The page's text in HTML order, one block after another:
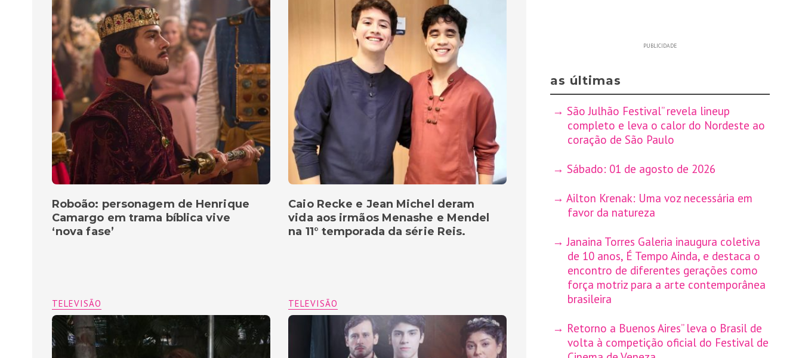
Caio Recke e Jean Michel deram
vida aos irmãos Menashe e Mendel
na 11° temporada da série Reis.
Roboão: personagem de Henrique
Camargo em trama bíblica vive
‘nova fase’
TELEVISÃO
TELEVISÃO
PUBLICIDADE
as últimas
São Julhão Festival” revela lineup
completo e leva o calor do Nordeste ao
coração de São Paulo
Sábado: 01 de agosto de 2026
Ailton Krenak: Uma voz necessária em
favor da natureza
Janaina Torres Galeria inaugura coletiva
de 10 anos, É Tempo Ainda, e destaca o
encontro de diferentes gerações como
força motriz para a arte contemporânea
brasileira
Retorno a Buenos Aires” leva o Brasil de
volta à competição oficial do Festival de